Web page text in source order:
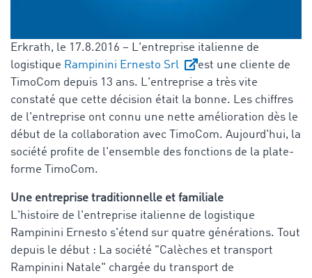
Erkrath, le 17.8.2016 – L'entreprise italienne de
logistique Rampinini Ernesto Srl
est une cliente de
TimoCom depuis 13 ans. L'entreprise a très vite
constaté que cette décision était la bonne. Les chiffres
de l'entreprise ont connu une nette amélioration dès le
début de la collaboration avec TimoCom. Aujourd'hui, la
société profite de l'ensemble des fonctions de la plate-
forme TimoCom.
Une entreprise traditionnelle et familiale
L'histoire de l'entreprise italienne de logistique
Rampinini Ernesto s'étend sur quatre générations. Tout
depuis le début : La société "Calèches et transport
Rampinini Natale" chargée du transport de